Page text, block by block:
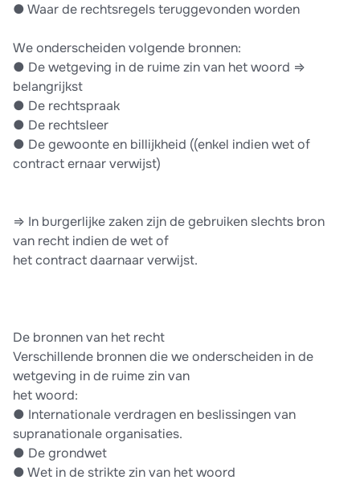
●​ Waar de rechtsregels teruggevonden worden
We onderscheiden volgende bronnen:
●​ De wetgeving in de ruime zin van het woord ⇒
belangrijkst
●​ De rechtspraak
●​ De rechtsleer
●​ De gewoonte en billijkheid ((enkel indien wet of
contract ernaar verwijst)
⇒ In burgerlijke zaken zijn de gebruiken slechts bron
van recht indien de wet of
het contract daarnaar verwijst.
De bronnen van het recht
Verschillende bronnen die we onderscheiden in de
wetgeving in de ruime zin van
het woord:
●​ Internationale verdragen en beslissingen van
supranationale organisaties.
●​ De grondwet
●​ Wet in de strikte zin van het woord